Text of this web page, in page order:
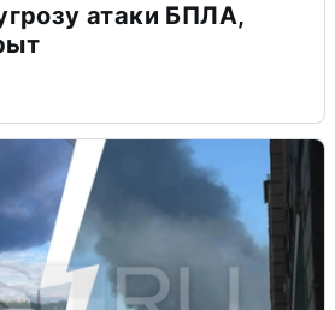
атаки БПЛА,